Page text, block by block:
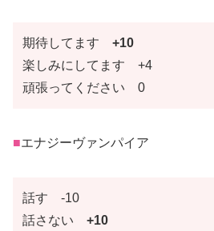
期待してます +10
楽しみにしてます +4
頑張ってください 0
■エナジーヴァンパイア
話す -10
話さない +10